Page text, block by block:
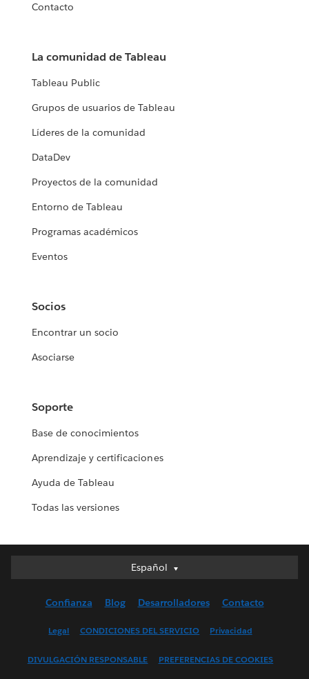
Contacto
La comunidad de Tableau
Tableau Public
Grupos de usuarios de Tableau
Líderes de la comunidad
DataDev
Proyectos de la comunidad
Entorno de Tableau
Programas académicos
Eventos
Socios
Encontrar un socio
Asociarse
Soporte
Base de conocimientos
Aprendizaje y certificaciones
Ayuda de Tableau
Todas las versiones
Español
Español
English (UK)
Français (France)
Confianza Blog Desarrolladores Contacto
Legal CONDICIONES DEL SERVICIO Privacidad
DIVULGACIÓN RESPONSABLE PREFERENCIAS DE COOKIES